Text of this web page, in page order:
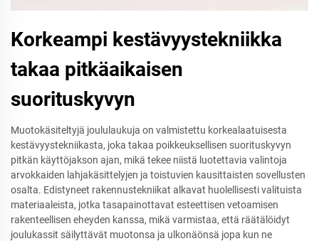
Korkeampi kestävyystekniikka
takaa pitkäaikaisen
suorituskyvyn
Muotokäsiteltyjä joululaukuja on valmistettu korkealaatuisesta
kestävyystekniikasta, joka takaa poikkeuksellisen suorituskyvyn
pitkän käyttöjakson ajan, mikä tekee niistä luotettavia valintoja
arvokkaiden lahjakäsittelyjen ja toistuvien kausittaisten sovellusten
osalta. Edistyneet rakennustekniikat alkavat huolellisesti valituista
materiaaleista, jotka tasapainottavat esteettisen vetoamisen
rakenteellisen eheyden kanssa, mikä varmistaa, että räätälöidyt
joulukassit säilyttävät muotonsa ja ulkonäönsä jopa kun ne